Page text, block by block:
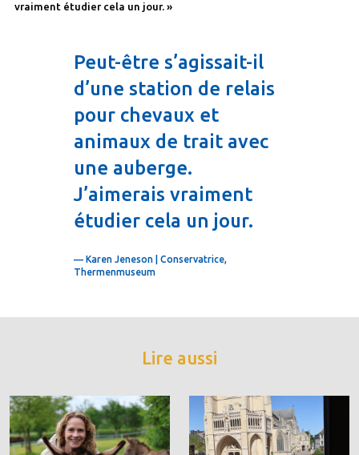
vraiment étudier cela un jour. »
Peut-être s’agissait-il
d’une station de relais
pour chevaux et
animaux de trait avec
une auberge.
J’aimerais vraiment
étudier cela un jour.
— Karen Jeneson | Conservatrice,
Thermenmuseum
Lire aussi